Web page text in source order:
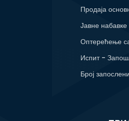
Продаја
Јавне набавке
Оптерећење
Испит -
Број